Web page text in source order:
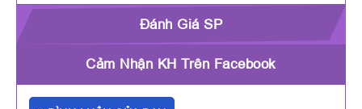
Đánh Giá SP
Cảm Nhận KH Trên Facebook